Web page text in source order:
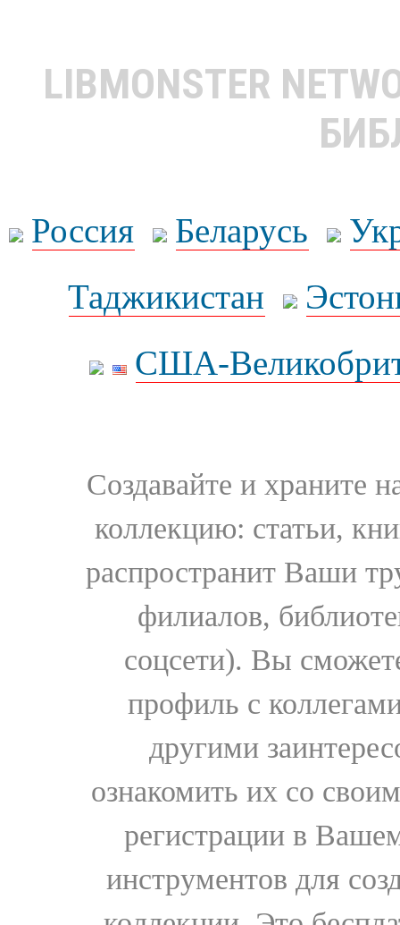
LIBMONSTER
Россия Беларусь
Таджикистан
США-
Создавайте и храните
коллекцию: статьи,
распространит Ваши
филиалов,
соцсети). Вы
профиль с
другими
ознакомить их со
регистрации в
инструментов для